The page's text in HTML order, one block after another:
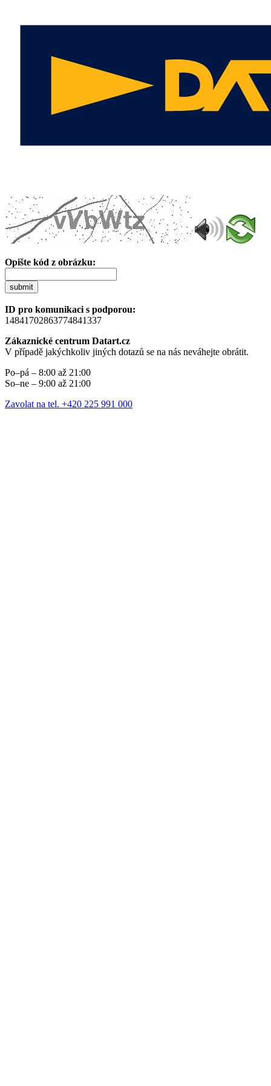
Opište kód z obrázku:
submit
ID pro komunikaci s podporou:
14841702863774841337
Zákaznické centrum Datart.cz
V případě jakýchkoliv jiných dotazů se na nás neváhejte obrátit.
Po–pá – 8:00 až 21:00
So–ne – 9:00 až 21:00
Zavolat na tel. +420 225 991 000